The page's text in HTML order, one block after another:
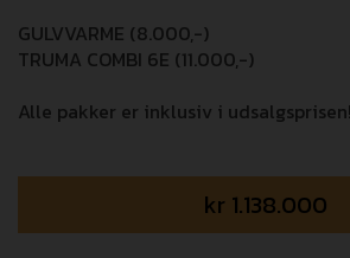
GULVVARME (8.000,-)
TRUMA COMBI 6E (11.000,-)
Alle pakker er inklusiv i udsalgsprisen!
kr 1.138.000